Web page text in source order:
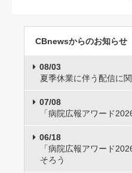
CBnewsからのお知らせ
08/03
夏季休業に伴う配信に
07/08
「病院広報アワード
06/18
「病院広報アワード
そろう